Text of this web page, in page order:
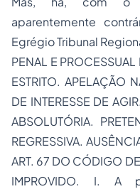
aparentemente
Egrégio Tribunal
PENAL E
ESTRITO. APELAÇÃO
DE INTERESSE DE
ABSOLUTÓRIA.
REGRESSIVA.
ART. 67 DO CÓDIGO
IMPROVIDO. I. A